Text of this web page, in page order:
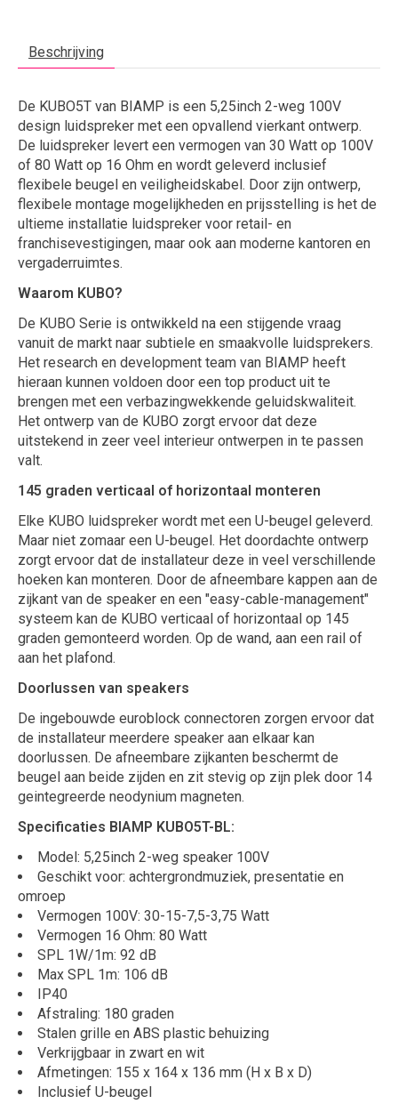
Beschrijving
De KUBO5T van BIAMP is een 5,25inch 2-weg 100V
design luidspreker met een opvallend vierkant ontwerp.
De luidspreker levert een vermogen van 30 Watt op 100V
of 80 Watt op 16 Ohm en wordt geleverd inclusief
flexibele beugel en veiligheidskabel. Door zijn ontwerp,
flexibele montage mogelijkheden en prijsstelling is het de
ultieme installatie luidspreker voor retail- en
franchisevestigingen, maar ook aan moderne kantoren en
vergaderruimtes.
Waarom KUBO?
De KUBO Serie is ontwikkeld na een stijgende vraag
vanuit de markt naar subtiele en smaakvolle luidsprekers.
Het research en development team van BIAMP heeft
hieraan kunnen voldoen door een top product uit te
brengen met een verbazingwekkende geluidskwaliteit.
Het ontwerp van de KUBO zorgt ervoor dat deze
uitstekend in zeer veel interieur ontwerpen in te passen
valt.
145 graden verticaal of horizontaal monteren
Elke KUBO luidspreker wordt met een U-beugel geleverd.
Maar niet zomaar een U-beugel. Het doordachte ontwerp
zorgt ervoor dat de installateur deze in veel verschillende
hoeken kan monteren. Door de afneembare kappen aan de
zijkant van de speaker en een "easy-cable-management"
systeem kan de KUBO verticaal of horizontaal op 145
graden gemonteerd worden. Op de wand, aan een rail of
aan het plafond.
Doorlussen van speakers
De ingebouwde euroblock connectoren zorgen ervoor dat
de installateur meerdere speaker aan elkaar kan
doorlussen. De afneembare zijkanten beschermt de
beugel aan beide zijden en zit stevig op zijn plek door 14
geintegreerde neodynium magneten.
Specificaties BIAMP KUBO5T-BL:
Model: 5,25inch 2-weg speaker 100V
Geschikt voor: achtergrondmuziek, presentatie en
omroep
Vermogen 100V: 30-15-7,5-3,75 Watt
Vermogen 16 Ohm: 80 Watt
SPL 1W/1m: 92 dB
Max SPL 1m: 106 dB
IP40
Afstraling: 180 graden
Stalen grille en ABS plastic behuizing
Verkrijgbaar in zwart en wit
Afmetingen: 155 x 164 x 136 mm (H x B x D)
Inclusief U-beugel